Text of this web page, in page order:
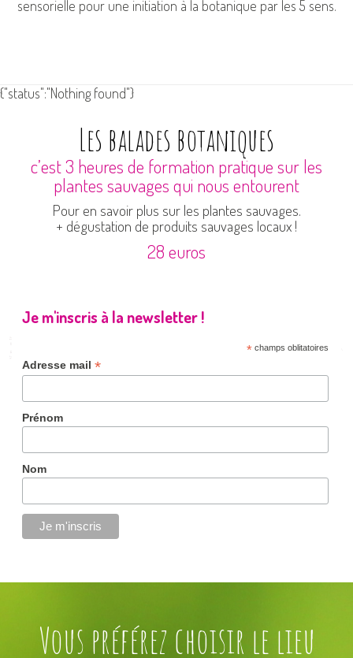
sensorielle pour une initiation à la botanique par les 5 sens.
{"status":"Nothing found"}
Les balades botaniques
c’est 3 heures de formation pratique sur les
plantes sauvages qui nous entourent
Pour en savoir plus sur les plantes sauvages.
+ dégustation de produits sauvages locaux !
28 euros
Je m'inscris à la newsletter !
*champs oblitatoires
Adresse mail *
Prénom
Nom
Vous préférez choisir le lieu